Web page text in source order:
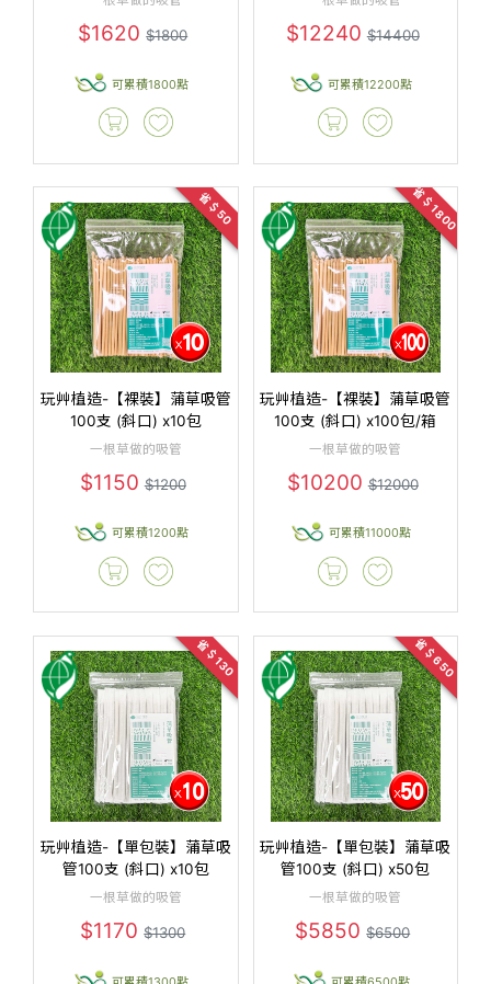
$1620$1800
可累積1800點
$12240$14400
可累積12200點
省＄50
玩艸植造-【裸裝】蒲草吸管
100支 (斜口) x10包
一根草做的吸管
$1150$1200
可累積1200點
省＄1800
玩艸植造-【裸裝】蒲草吸管
100支 (斜口) x100包/箱
一根草做的吸管
$10200$12000
可累積11000點
省＄130
玩艸植造-【單包裝】蒲草吸
管100支 (斜口) x10包
一根草做的吸管
$1170$1300
省＄650
玩艸植造-【單包裝】蒲草吸
管100支 (斜口) x50包
一根草做的吸管
$5850$6500